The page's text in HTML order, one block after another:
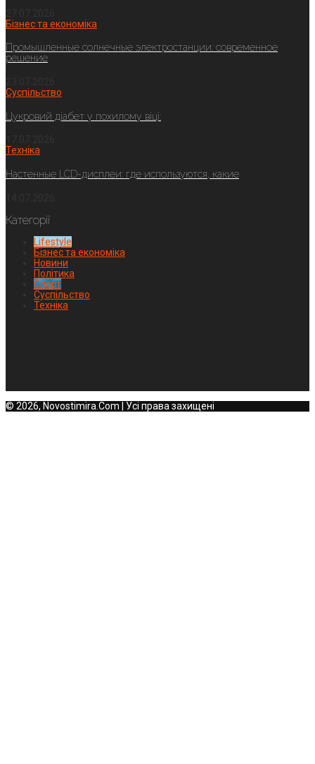
Бізнес та економіка
Промышленные солнечные электростанции: современное
решение
Суспільство
Цукровий діабет у похилому віці:
Техніка
Настенные LCD-дисплеи: где используются, какие
Категорії
Lifestyle
Бізнес та економіка
Новини
Політика
Спорт
Суспільство
Техніка
© 2026, Novostimira.Com | Усі права захищені